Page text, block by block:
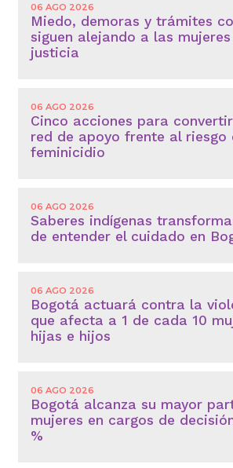
06 AGO 2026
Miedo, demoras y trámites
siguen alejando a las
justicia
06 AGO 2026
Cinco acciones para
red de apoyo frente al riesgo
feminicidio
06 AGO 2026
Saberes indígenas
de entender el cuidado en
06 AGO 2026
Bogotá actuará contra la
que afecta a 1 de cada 10
hijas e hijos
06 AGO 2026
Bogotá alcanza su mayor
mujeres en cargos de
%